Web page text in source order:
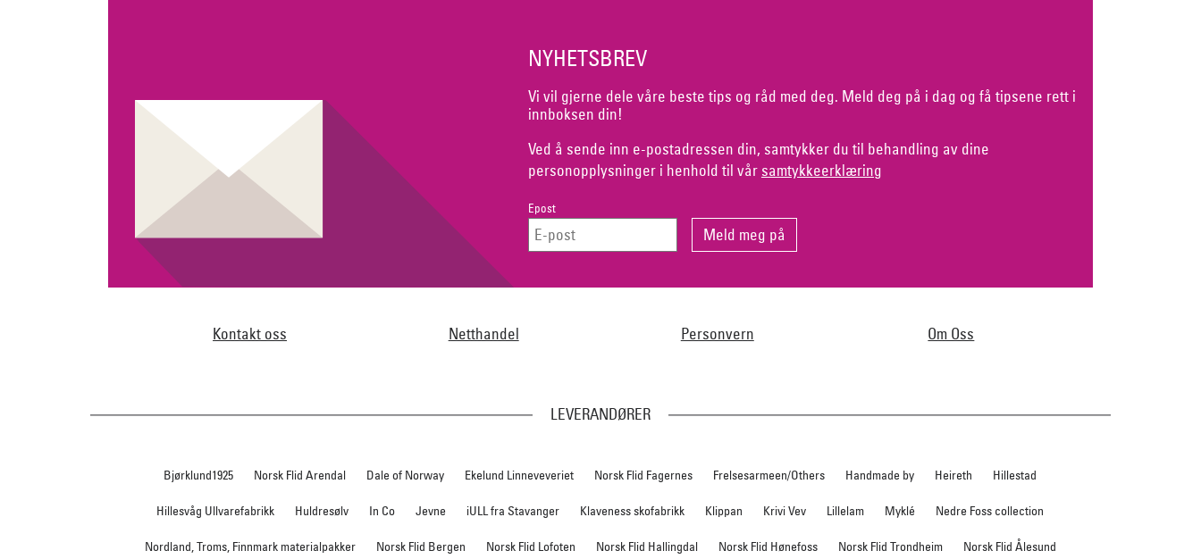
NYHETSBREV
Vi vil gjerne dele våre beste tips og råd med deg. Meld deg på i dag og få tipsene rett i
innboksen din!
Ved å sende inn e-postadressen din, samtykker du til behandling av dine
personopplysninger i henhold til vår samtykkeerklæring
Epost
Kontakt oss Netthandel Personvern Om Oss
LEVERANDØRER
Bjørklund1925 Norsk Flid Arendal Dale of Norway Ekelund Linneveveriet Norsk Flid Fagernes Frelsesarmeen/Others Handmade by Heireth Hillestad
Hillesvåg Ullvarefabrikk Huldresølv In Co Jevne iULL fra Stavanger Klaveness skofabrikk Klippan Krivi Vev Lillelam Myklé Nedre Foss collection
Nordland, Troms, Finnmark materialpakker Norsk Flid Bergen Norsk Flid Lofoten Norsk Flid Hallingdal Norsk Flid Hønefoss Norsk Flid Trondheim Norsk Flid Ålesund